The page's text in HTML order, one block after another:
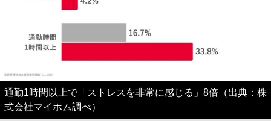
通勤1時間以上で「ストレスを非常に感じる」8倍（出典：株
式会社マイホム調べ）